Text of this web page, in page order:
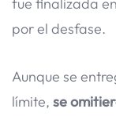
fue finalizada
por el desfase.
Aunque se
límite, se